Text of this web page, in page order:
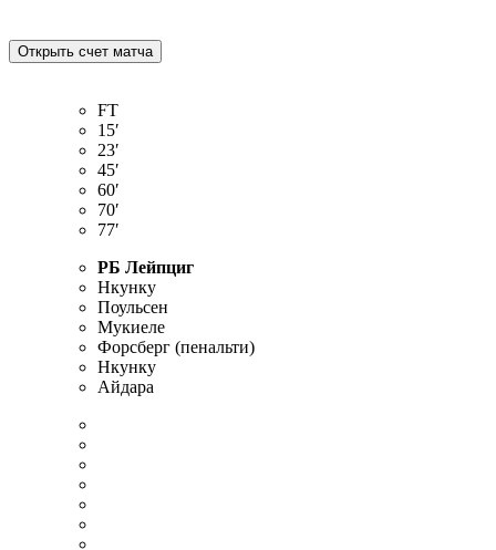
FT
15′
23′
45′
60′
70′
77′
РБ Лейпциг
Нкунку
Поульсен
Мукиеле
Форсберг (пенальти)
Нкунку
Айдара